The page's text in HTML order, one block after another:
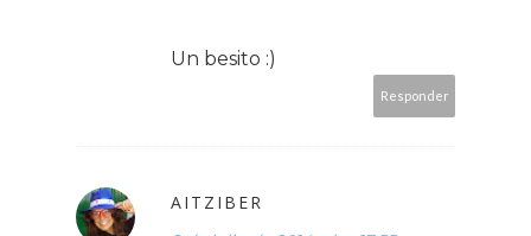
Un besito :)
Responder
AITZIBER